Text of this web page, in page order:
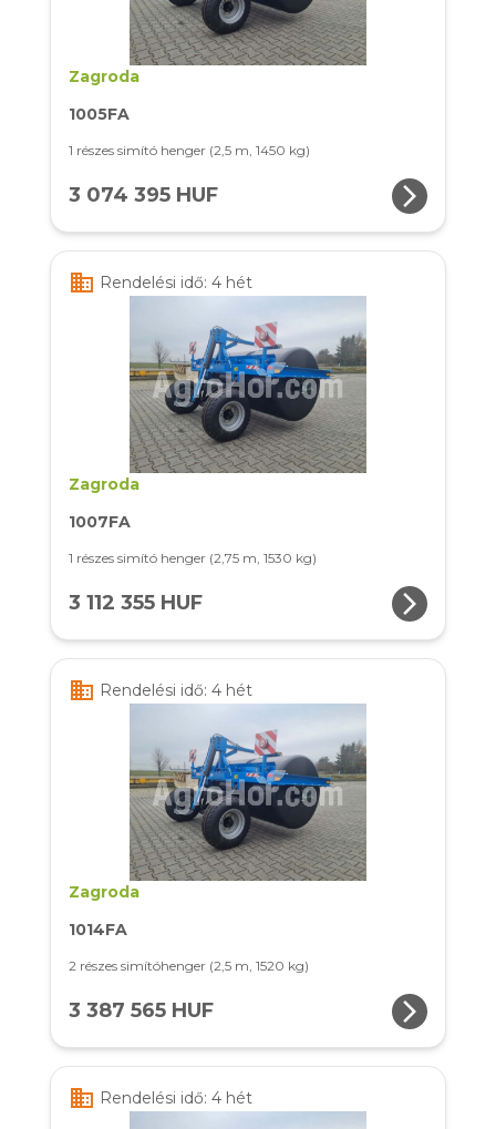
Zagroda
1005FA
1 részes simító henger (2,5 m, 1450 kg)
3 074 395 HUF arrow_forward_ios
business Rendelési idő: 4 hét
Zagroda
1007FA
1 részes simító henger (2,75 m, 1530 kg)
3 112 355 HUF arrow_forward_ios
business Rendelési idő: 4 hét
Zagroda
1014FA
2 részes simítóhenger (2,5 m, 1520 kg)
3 387 565 HUF arrow_forward_ios
business Rendelési idő: 4 hét